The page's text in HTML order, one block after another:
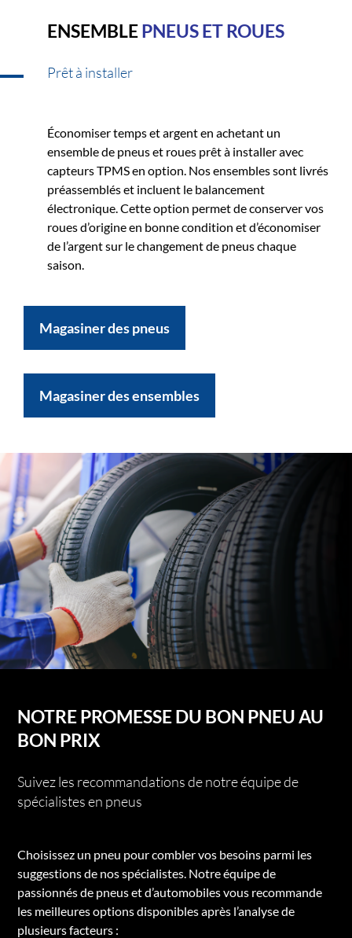
ENSEMBLEPNEUS ET ROUES
Prêt à installer
Économiser temps et argent en achetant un
ensemble de pneus et roues prêt à installer avec
capteurs TPMS en option. Nos ensembles sont livrés
préassemblés et incluent le balancement
électronique. Cette option permet de conserver vos
roues d’origine en bonne condition et d’économiser
de l’argent sur le changement de pneus chaque
saison.
Magasiner des pneus
Magasiner des ensembles
NOTRE PROMESSE DU BON PNEU AU
BON PRIX
Suivez les recommandations de notre équipe de
spécialistes en pneus
Choisissez un pneu pour combler vos besoins parmi les
suggestions de nos spécialistes. Notre équipe de
passionnés de pneus et d’automobiles vous recommande
les meilleures options disponibles après l’analyse de
plusieurs facteurs :